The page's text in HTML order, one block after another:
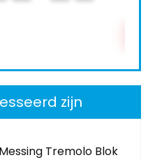
zijn
Tremolo Blok